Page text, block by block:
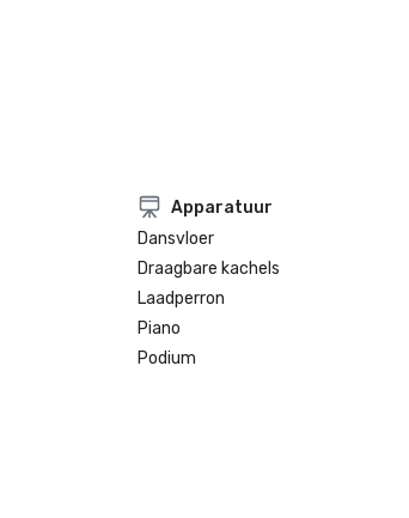
Apparatuur
Dansvloer
Draagbare kachels
Laadperron
Piano
Podium